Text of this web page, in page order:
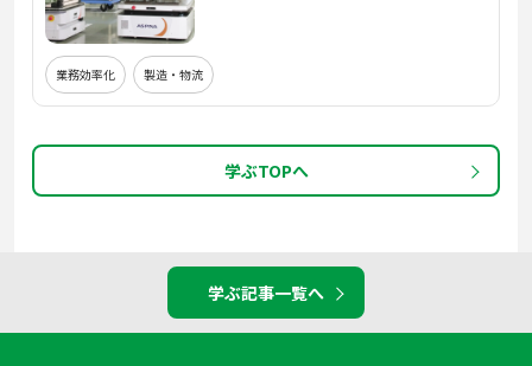
業務効率化 製造・物流
学ぶTOPへ
学ぶ記事一覧へ